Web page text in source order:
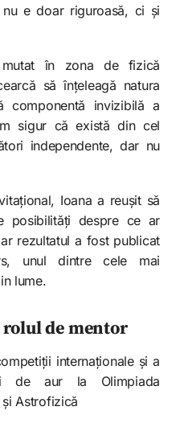
e doar riguroasă, ci și
în zona de fizică
să înțeleagă natura
componentă invizibilă a
sigur că există din cel
independente, dar nu
Ioana a reușit să
posibilități despre ce ar
rezultatul a fost publicat
unul dintre cele mai
lume.​
de mentor
internaționale și a
de aur la Olimpiada
Astrofizică​